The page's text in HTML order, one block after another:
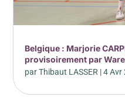
Belgique : Marjorie
provisoirement par
parThibaut LASSER |4 Avr